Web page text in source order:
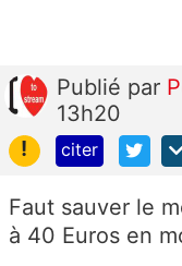
Publié par
13h20
!
citer
Faut sauver le
à 40 Euros en